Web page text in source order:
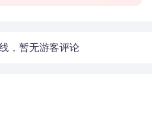
，暂无游客评论